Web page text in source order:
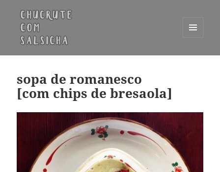
WIDGETS
sopa de romanesco
[com chips de bresaola]